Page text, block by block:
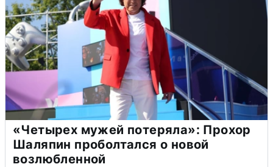
«Четырех мужей потеряла»: Прохор
Шаляпин проболтался о новой
возлюбленной